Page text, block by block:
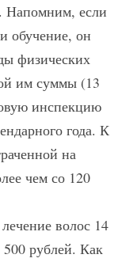
Напомним, если
обучение, он
физических
им суммы (13
инспекцию
года. К
на
чем со 120
волос 14
рублей. Как